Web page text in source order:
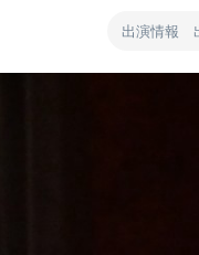
出演情報